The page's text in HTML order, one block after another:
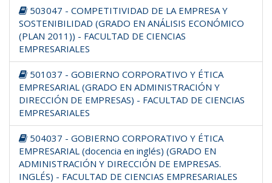
503047 - COMPETITIVIDAD DE LA EMPRESA Y
SOSTENIBILIDAD (GRADO EN ANÁLISIS ECONÓMICO
(PLAN 2011)) - FACULTAD DE CIENCIAS
EMPRESARIALES
501037 - GOBIERNO CORPORATIVO Y ÉTICA
EMPRESARIAL (GRADO EN ADMINISTRACIÓN Y
DIRECCIÓN DE EMPRESAS) - FACULTAD DE CIENCIAS
EMPRESARIALES
504037 - GOBIERNO CORPORATIVO Y ÉTICA
EMPRESARIAL (docencia en inglés) (GRADO EN
ADMINISTRACIÓN Y DIRECCIÓN DE EMPRESAS.
INGLÉS) - FACULTAD DE CIENCIAS EMPRESARIALES